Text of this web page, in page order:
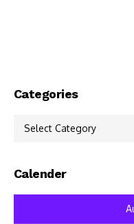
Categories
Categories
Calender